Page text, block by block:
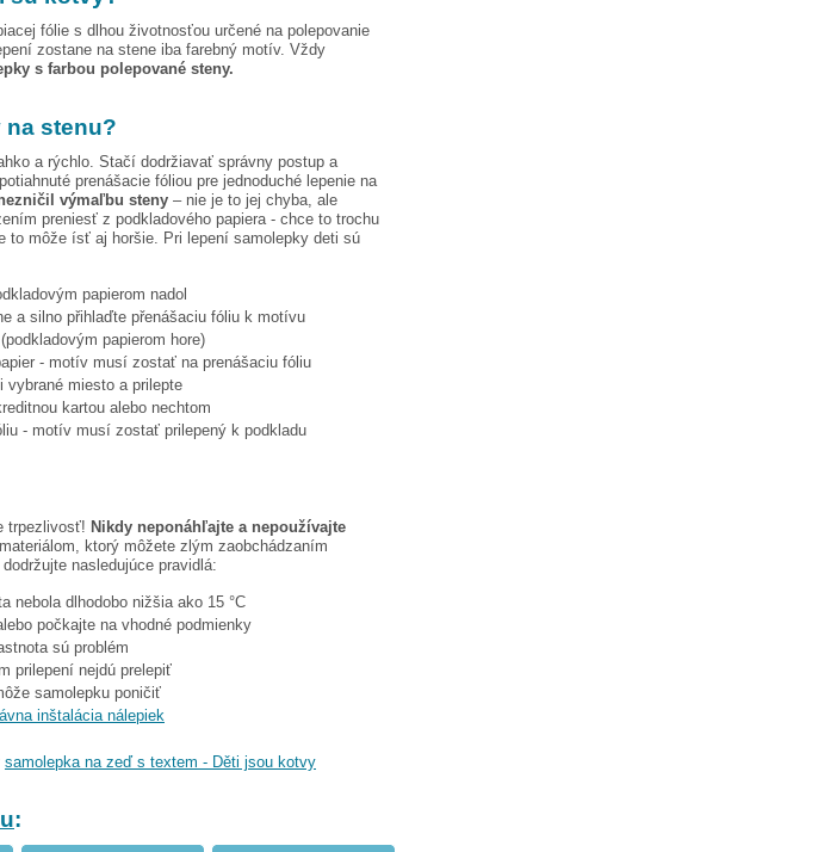
fólie s dlhou životnosťou určené na polepovanie
zostane na stene iba farebný motív. Vždy
s farbou polepované steny.
na stenu?
a rýchlo. Stačí dodržiavať správny postup a
prenášacie fóliou pre jednoduché lepenie na
výmaľbu steny – nie je to jej chyba, ale
preniesť z podkladového papiera - chce to trochu
to môže ísť aj horšie. Pri lepení samolepky deti sú
papierom nadol
a silno přihlaďte přenášaciu fóliu k motívu
papierom hore)
- motív musí zostať na prenášaciu fóliu
vybrané miesto a prilepte
kartou alebo nechtom
- motív musí zostať prilepený k podkladu
trpezlivosť! Nikdy neponáhľajte a nepoužívajte
ktorý môžete zlým zaobchádzaním
nasledujúce pravidlá:
nebola dlhodobo nižšia ako 15 °C
počkajte na vhodné podmienky
sú problém
prilepení nejdú prelepiť
samolepku poničiť
inštalácia nálepiek
samolepka na zeď s textem - Děti jsou kotvy
: